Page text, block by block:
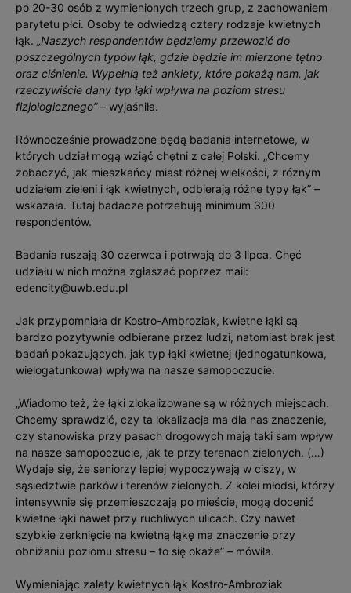
po 20-30 osób z wymienionych trzech grup, z zachowaniem
parytetu płci. Osoby te odwiedzą cztery rodzaje kwietnych
łąk. „Naszych respondentów będziemy przewozić do
poszczególnych typów łąk, gdzie będzie im mierzone tętno
oraz ciśnienie. Wypełnią też ankiety, które pokażą nam, jak
rzeczywiście dany typ łąki wpływa na poziom stresu
fizjologicznego”– wyjaśniła.
Równocześnie prowadzone będą badania internetowe, w
których udział mogą wziąć chętni z całej Polski. „Chcemy
zobaczyć, jak mieszkańcy miast różnej wielkości, z różnym
udziałem zieleni i łąk kwietnych, odbierają różne typy łąk” –
wskazała. Tutaj badacze potrzebują minimum 300
respondentów.
Badania ruszają 30 czerwca i potrwają do 3 lipca. Chęć
udziału w nich można zgłaszać poprzez mail:
edencity@uwb.edu.pl
Jak przypomniała dr Kostro-Ambroziak, kwietne łąki są
bardzo pozytywnie odbierane przez ludzi, natomiast brak jest
badań pokazujących, jak typ łąki kwietnej (jednogatunkowa,
wielogatunkowa) wpływa na nasze samopoczucie.
„Wiadomo też, że łąki zlokalizowane są w różnych miejscach.
Chcemy sprawdzić, czy ta lokalizacja ma dla nas znaczenie,
czy stanowiska przy pasach drogowych mają taki sam wpływ
na nasze samopoczucie, jak te przy terenach zielonych. (…)
Wydaje się, że seniorzy lepiej wypoczywają w ciszy, w
sąsiedztwie parków i terenów zielonych. Z kolei młodsi, którzy
intensywnie się przemieszczają po mieście, mogą docenić
kwietne łąki nawet przy ruchliwych ulicach. Czy nawet
szybkie zerknięcie na kwietną łąkę ma znaczenie przy
obniżaniu poziomu stresu – to się okaże” – mówiła.
Wymieniając zalety kwietnych łąk Kostro-Ambroziak